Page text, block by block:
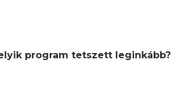
program tetszett leginkább?